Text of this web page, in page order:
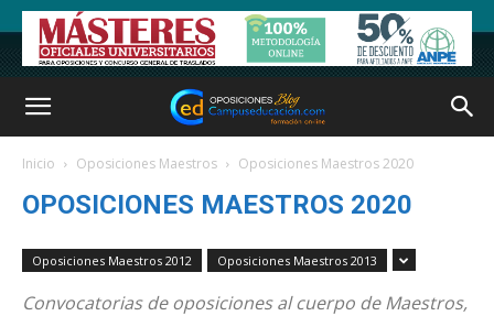
Inicio Oposiciones Maestros Oposiciones Maestros 2020
OPOSICIONES MAESTROS 2020
Oposiciones Maestros 2012 Oposiciones Maestros 2013
Convocatorias de oposiciones al cuerpo de Maestros,